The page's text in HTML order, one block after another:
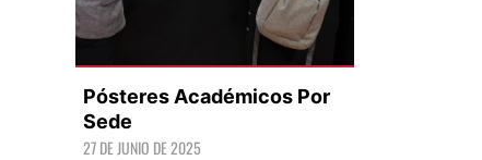
Pósteres Académicos Por
Sede
27 DE JUNIO DE 2025